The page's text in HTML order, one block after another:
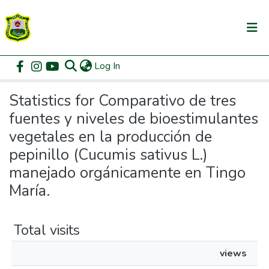
Log In
Communities & Collections
All of DSpace
Home Statistics
Statistics for Comparativo de tres
fuentes y niveles de bioestimulantes
vegetales en la producción de
pepinillo (Cucumis sativus L.)
manejado orgánicamente en Tingo
María.
Total visits
views